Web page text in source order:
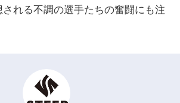
れる不調の選手たちの奮闘にも注